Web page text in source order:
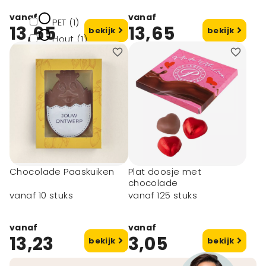
PET (1)
Hout (1)
Krijt (1)
vanaf
13,65 bekijk
vanaf
13,65 bekijk
Chocolade Paaskuiken
vanaf 10 stuks
vanaf
13,23 bekijk
Plat doosje met
chocolade
vanaf 125 stuks
vanaf
3,05 bekijk